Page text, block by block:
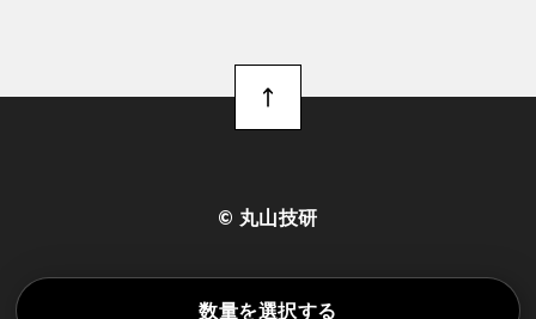
数量を選択する
©︎ 丸山技研